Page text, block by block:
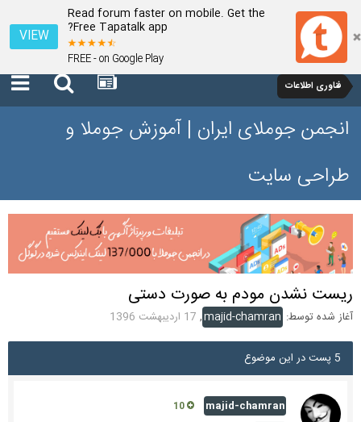
Read forum faster on mobile. Get the
Free Tapatalk app?
FREE - on Google Play
VIEW
فناوری اطلاعات
انجمن جوملای ایران | آموزش جوملا و
طراحی سایت
ریست نشدن مودم به صورت دستی
آغاز شده توسط: majid-chamran
, 17 اردیبهشت 1396
5 پست در این موضوع
majid-chamran